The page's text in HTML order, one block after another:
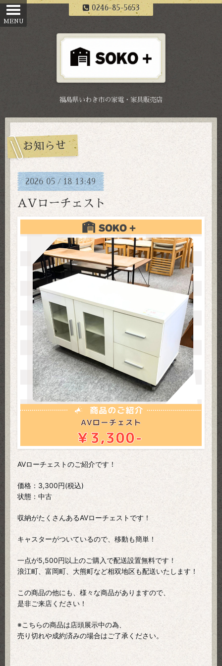
0246-85-5653
福島県いわき市の家電・家具販売店
お知らせ
2026 05/18 13:49
AVローチェスト
AVローチェストのご紹介です！
価格：3,300円(税込)
状態：中古
収納がたくさんあるAVローチェストです！
キャスターがついているので、移動も簡単！
一点が5,500円以上のご購入で配送設置無料です！
浪江町、富岡町、大熊町など相双地区も配送いたします！
この商品の他にも、様々な商品がありますので、
是非ご来店ください！
※こちらの商品は店頭展示中の為、
売り切れや成約済みの場合はご了承ください。